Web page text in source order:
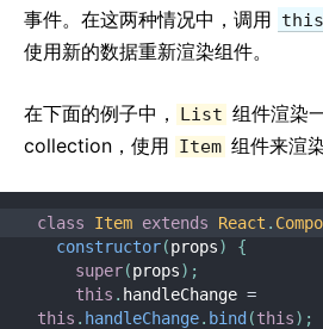
事件。在这两种情况中，调用
使用新的数据重新渲染组件。
在下面的例子中， List 组件渲染
collection，使用 Item 组件来渲
class Item extends React .
constructor(props)
{
super(props) ;
this . handleChange =
this . handleChange. bind (this) ;